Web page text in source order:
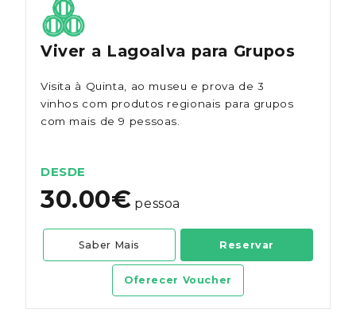
Viver a Lagoalva para Grupos
Visita à Quinta, ao museu e prova de 3
vinhos com produtos regionais para grupos
com mais de 9 pessoas.
DESDE
30.00€ pessoa
Saber Mais Reservar
Oferecer Voucher